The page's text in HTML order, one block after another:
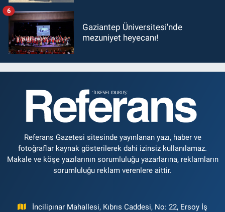
Gaziantep Üniversitesi'nde
mezuniyet heyecanı!
6
Referans Gazetesi sitesinde yayınlanan yazı, haber ve
fotoğraflar kaynak gösterilerek dahi izinsiz kullanılamaz.
Makale ve köşe yazılarının sorumluluğu yazarlarına, reklamların
sorumluluğu reklam verenlere aittir.
İncilipınar Mahallesi, Kıbrıs Caddesi, No: 22, Ersoy İş